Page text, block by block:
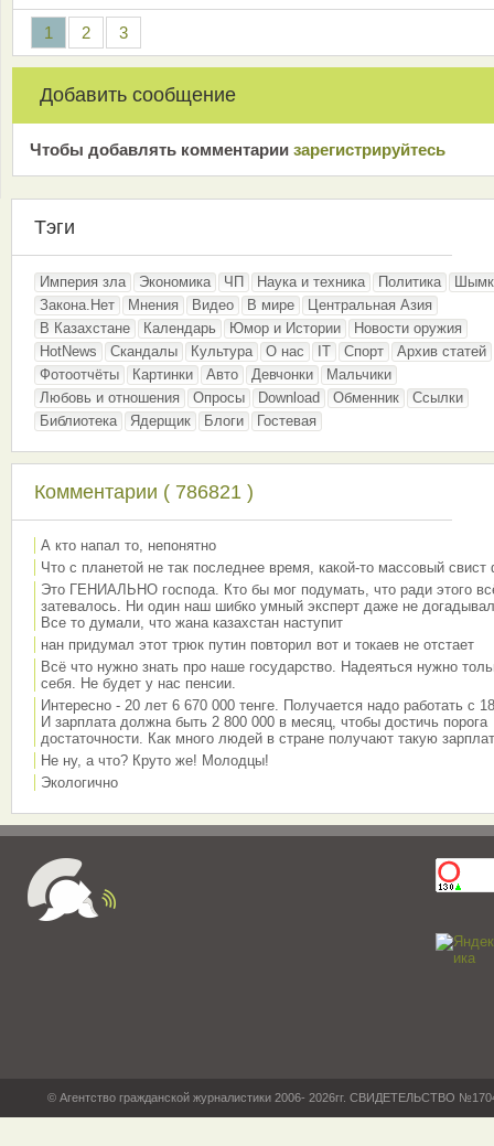
1 2 3
Добавить сообщение
Чтобы добавлять комментарии зарeгиcтрирyйтeсь
Тэги
Империя зла Экономика ЧП Наука и техника Политика
Закона.Нет
Мнения Видео В мире
Центральная Азия
В Казахстане
Календарь Юмор и Истории
Новости оружия
HotNews
Скандалы Культура О нас IT Спорт
Архив статей
Фотоотчёты
Картинки Авто Девчонки
Мальчики
Любовь и отношения
Опросы Download Обменник
Ссылки
Библиотека
Ядерщик Блоги Гостевая
Комментарии ( 786821 )
А кто напал то, непонятно
Что с планетой не так последнее время, какой-то массовый свист
Это ГЕНИАЛЬНО господа. Кто бы мог подумать, что ради этого
затевалось. Ни один наш шибко умный эксперт даже не
Все то думали, что жана казахстан наступит
нан придумал этот трюк путин повторил вот и токаев не отстает
Всё что нужно знать про наше государство. Надеяться нужно
себя. Не будет у нас пенсии.
Интересно - 20 лет 6 670 000 тенге. Получается надо работать с
И зарплата должна быть 2 800 000 в месяц, чтобы достичь порога
достаточности. Как много людей в стране получают такую
Не ну, а что? Круто же! Молодцы!
Экологично
© Агентство гражданской журналистики 2006- 2026гг. СВИДЕТЕЛЬСТВО